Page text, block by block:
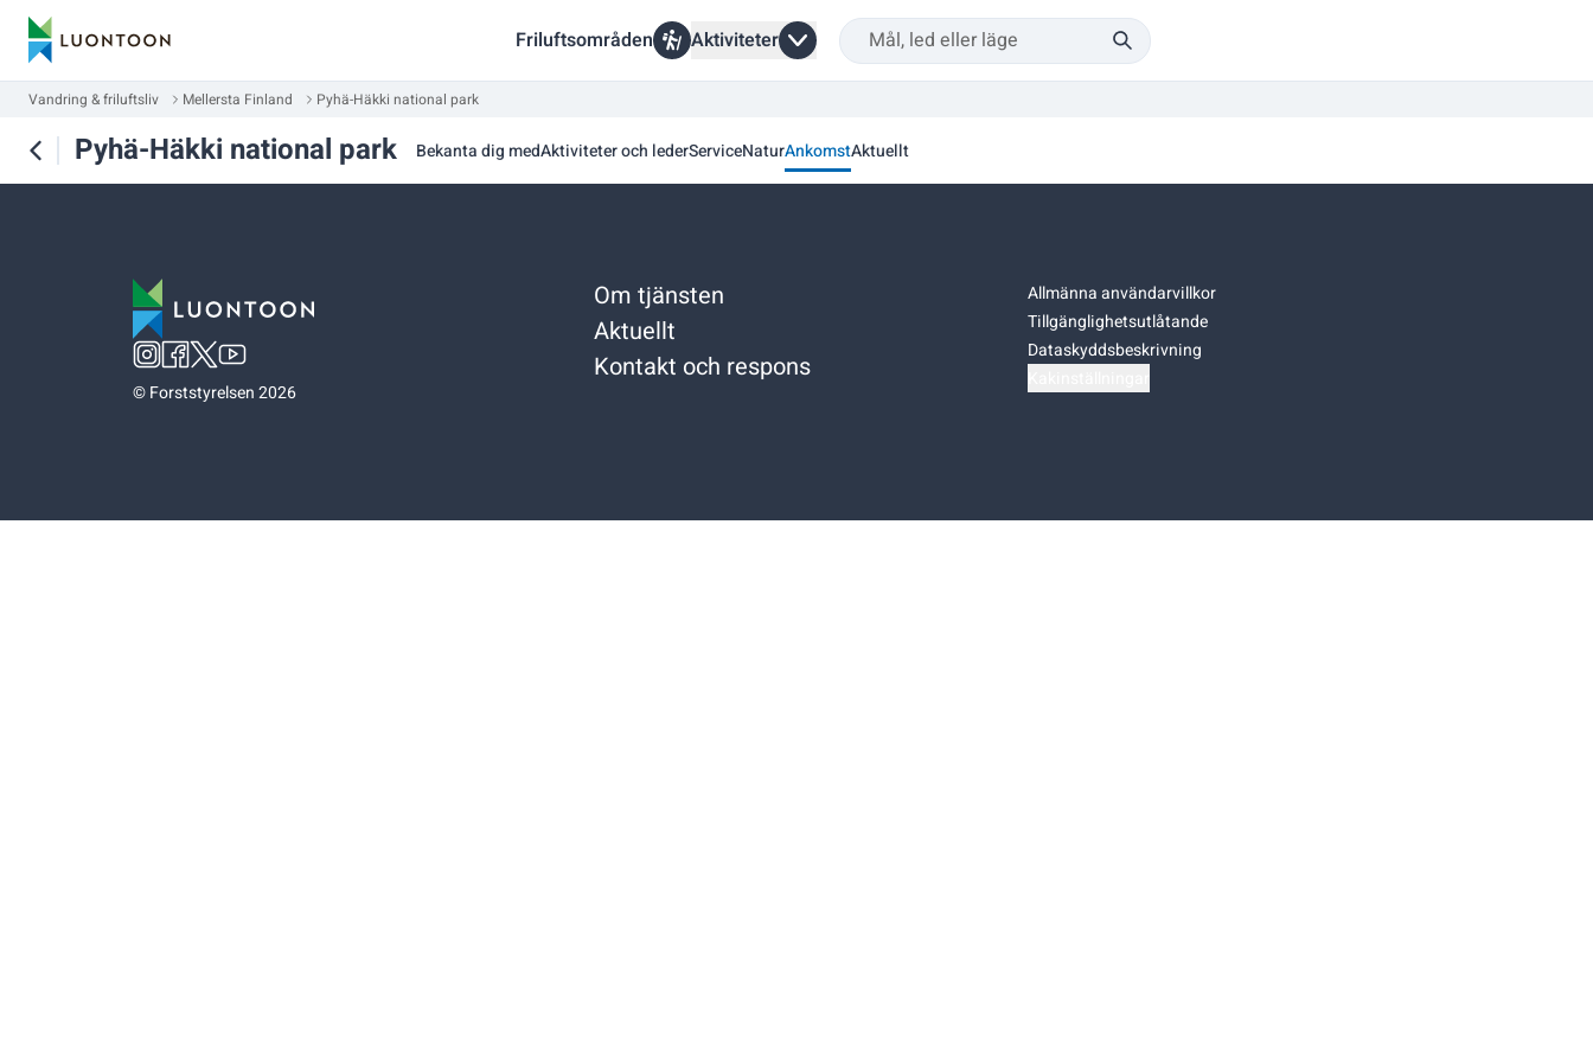
Friluftsområden Aktiviteter
Vandring & friluftsliv Mellersta Finland Pyhä-Häkki national park
Pyhä-Häkki national park Bekanta dig medAktiviteter och lederServiceNaturAnkomstAktuellt
©Forststyrelsen 2026
Om tjänsten
Aktuellt
Kontakt och respons
Allmänna användarvillkor
Tillgänglighetsutlåtande
Dataskyddsbeskrivning